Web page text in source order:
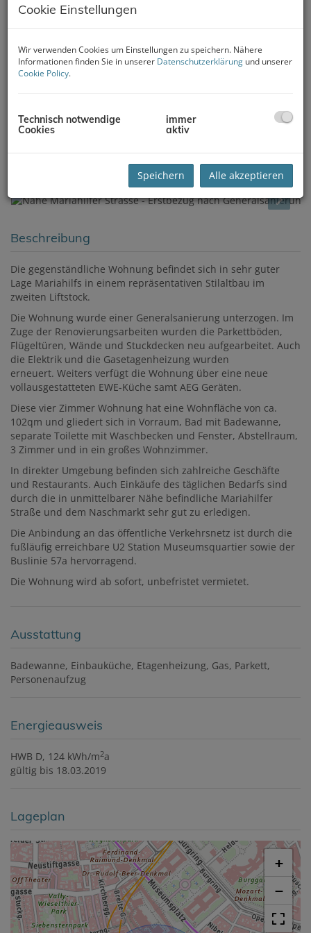
Beschreibung
Die gegenständliche Wohnung befindet sich in sehr guter
Lage Mariahilfs in einem repräsentativen Stilaltbau im
zweiten Liftstock.
Die Wohnung wurde einer Generalsanierung unterzogen. Im
Zuge der Renovierungsarbeiten wurden die Parkettböden,
Flügeltüren, Wände und Stuckdecken neu aufgearbeitet. Auch
die Elektrik und die Gasetagenheizung wurden
erneuert. Weiters verfügt die Wohnung über eine neue
vollausgestatteten EWE-Küche samt AEG Geräten.
Diese vier Zimmer Wohnung hat eine Wohnfläche von ca.
102qm und gliedert sich in Vorraum, Bad mit Badewanne,
separate Toilette mit Waschbecken und Fenster, Abstellraum,
3 Zimmer und in ein großes Wohnzimmer.
In direkter Umgebung befinden sich zahlreiche Geschäfte
und Restaurants. Auch Einkäufe des täglichen Bedarfs sind
durch die in unmittelbarer Nähe befindliche Mariahilfer
Straße und dem Naschmarkt sehr gut zu erledigen.
Die Anbindung an das öffentliche Verkehrsnetz ist durch die
fußläufig erreichbare U2 Station Museumsquartier sowie der
Buslinie 57a hervorragend.
Die Wohnung wird ab sofort, unbefristet vermietet.
Ausstattung
Badewanne Einbauküche Etagenheizung Gas Parkett
Personenaufzug
Energieausweis
HWB D, 124 kWh/m2a
gültig bis 18.03.2019
Lageplan
+
−
Cookie Einstellungen
Wir verwenden Cookies um Einstellungen zu speichern. Nähere
Informationen finden Sie in unserer Datenschutzerklärung und unserer
Cookie Policy.
Technisch notwendige
Cookies
immer
aktiv
Speichern Alle akzeptieren